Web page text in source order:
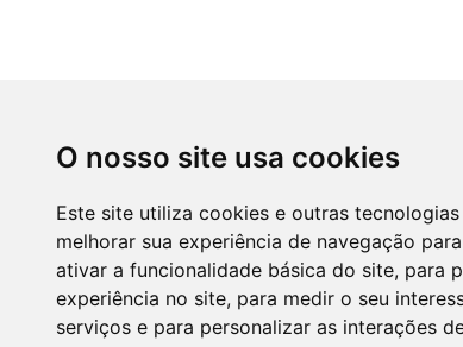
O nosso site usa cookies
Este site utiliza cookies e outras
melhorar sua experiência de navegação
ativar a funcionalidade básica do site, para
experiência no site, para medir o seu
serviços e para personalizar as interações